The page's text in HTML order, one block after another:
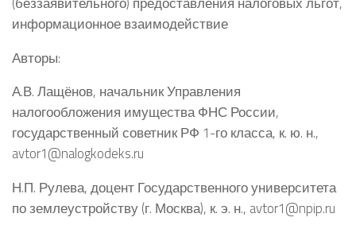
информационное взаимодействие
Авторы:
А.В. Лащёнов, начальник Управления
налогообложения имущества ФНС России,
государственный советник РФ 1-го класса, к. ю. н.,
avtor1@nalogkodeks.ru
Н.П. Рулева, доцент Государственного университета
по землеустройству (г. Москва), к. э. н., avtor1@npip.ru